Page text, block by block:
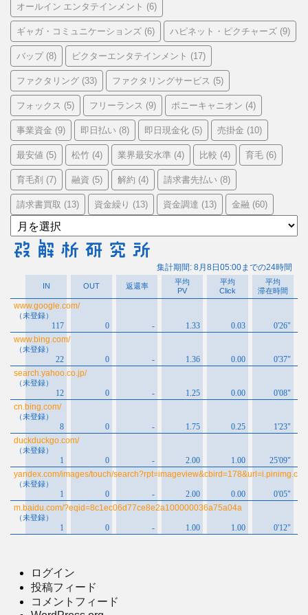
オールイン エンタテインメント (6)
ギャガ・コミュニケーションズ (6) ハピネット・ピクチャーズ (9)
バップ(8) ビクターエンタテインメント (17)
ファクタリング (33) ファクタリングサービス (5)
フォックス (5) フリーランス (9) ポニーキャニオン (4)
事業資金 (9) 即日払い (8) 即日現金化 (5) 売掛金 (10)
最安値 (5) 松竹 (4) 業界最安水準 (4) 比較 (4) 育毛 (6)
育毛剤 (7) 融資 (5) 解約 (4) 請求書先払い (8)
請求書買取 (13) 資金繰り (13) 資金調達 (13) 金融 (60)
ア
ー
カ
ログイン
投稿フィード
コメントフィード